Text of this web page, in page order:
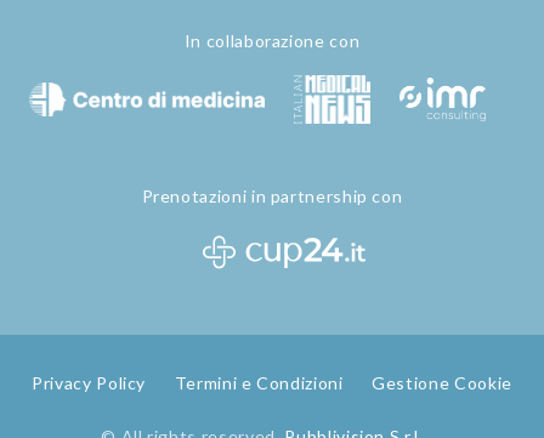
In collaborazione con
Prenotazioni in partnership con
Privacy Policy Termini e Condizioni Gestione Cookie